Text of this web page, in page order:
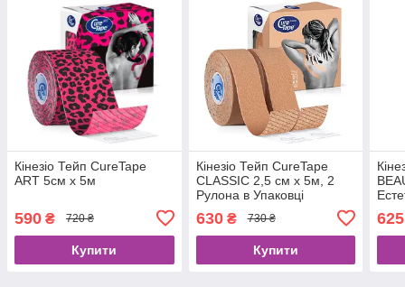
Кінезіо Тейп CureTape
ART 5см х 5м
590 ₴ 720 ₴
Купити
Кінезіо Тейп CureTape
CLASSIC 2,5 см х 5м, 2
Рулона в Упаковці
630₴ 730 ₴
Купити
625